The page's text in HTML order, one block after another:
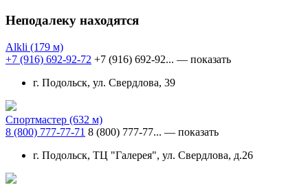
Неподалеку находятся
Alkli (179 м)
+7 (916) 692-92-72 +7 (916) 692-92... — показать
г. Подольск, ул. Свердлова, 39
Спортмастер (632 м)
8 (800) 777-77-71 8 (800) 777-77... — показать
г. Подольск, ТЦ "Галерея", ул. Свердлова, д.26